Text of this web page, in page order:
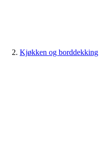
Kjøkken og borddekking